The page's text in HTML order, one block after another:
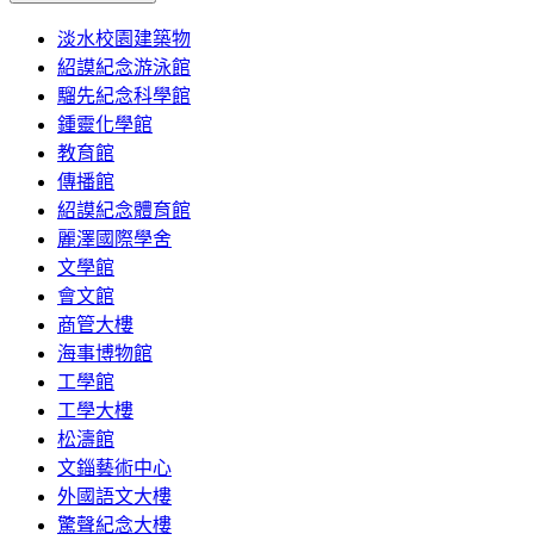
淡水校園建築物
紹謨紀念游泳館
騮先紀念科學館
鍾靈化學館
教育館
傳播館
紹謨紀念體育館
麗澤國際學舍
文學館
會文館
商管大樓
海事博物館
工學館
工學大樓
松濤館
文錙藝術中心
外國語文大樓
驚聲紀念大樓